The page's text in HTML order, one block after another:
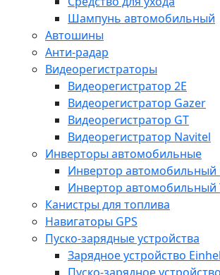
Шампунь автомобильный
Автошины
Анти-радар
Видеорегистраторы
Видеорегистратор 2E
Видеорегистратор Gazer
Видеорегистратор GT
Видеорегистратор Navitel
Инверторы автомобильные
Инвертор автомобильный
Инвертор автомобильный
Канистры для топлива
Навигаторы GPS
Пуско-зарядные устройства
Зарядное устройство